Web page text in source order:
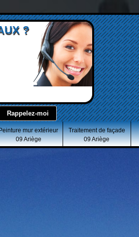
?
mur extérieur
09 Ariège
Traitement de façade
09 Ariège